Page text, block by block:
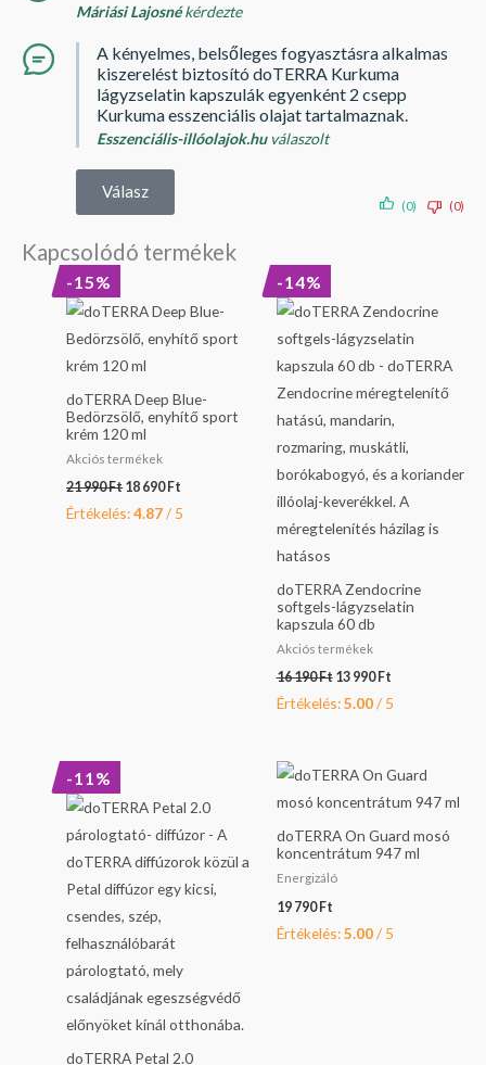
Máriási Lajosnékérdezte
A kényelmes, belsőleges fogyasztásra alkalmas
kiszerelést biztosító doTERRA Kurkuma
lágyzselatin kapszulák egyenként 2 csepp
Kurkuma esszenciális olajat tartalmaznak.
Esszenciális-illóolajok.huválaszolt
Válasz
(0) (0)
Kapcsolódó termékek
-15%
doTERRA Deep Blue-
Bedörzsölő, enyhítő sport
krém 120 ml
Akciós termékek
21 990Ft
was:
990 Ft.
18 690 Ft
is:
690 Ft.
Értékelés:4.87/ 5
-14%
doTERRA Zendocrine
softgels-lágyzselatin
kapszula 60 db
Akciós termékek
16 190Ft
was:
190 Ft.
13 990 Ft
is:
990 Ft.
Értékelés:5.00/ 5
-11%
doTERRA Petal 2.0
was:
990 Ft.
is:
990 Ft.
doTERRA On Guard mosó
koncentrátum 947 ml
Energizáló
19 790 Ft
Értékelés:5.00/ 5